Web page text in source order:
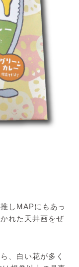
しMAPにもあっ
れた天井画をぜ
、白い花が多く